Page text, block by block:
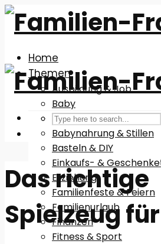
Home
Themen
Ausbildung & Job
Baby
Babyausstattung
Babynahrung & Stillen
Basteln & DIY
Einkaufs- &
Erziehung
Familienfeste & Feiern
Familienurlaub
Finanzen
Fitness & Sport
Das richtige
Spielzeug